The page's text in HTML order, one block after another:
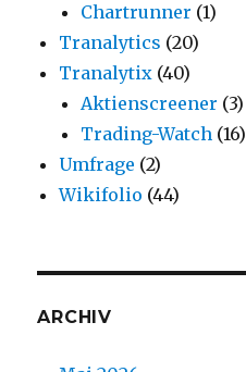
Chartrunner (1)
Tranalytics (20)
Tranalytix (40)
Aktienscreener (3)
Trading-Watch (16)
Umfrage (2)
Wikifolio (44)
ARCHIV